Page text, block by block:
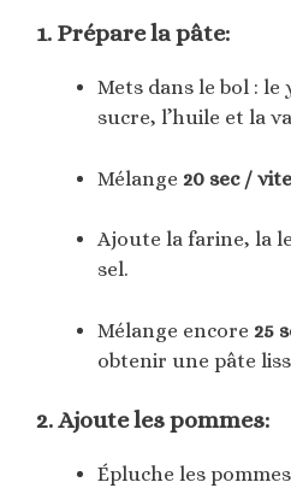
1. Prépare la pâte:
Mets dans le bol :
sucre, l’huile et la
Mélange 20 sec /
Ajoute la farine, la
sel.
Mélange encore 25
obtenir une pâte
2. Ajoute les pommes:
Épluche les